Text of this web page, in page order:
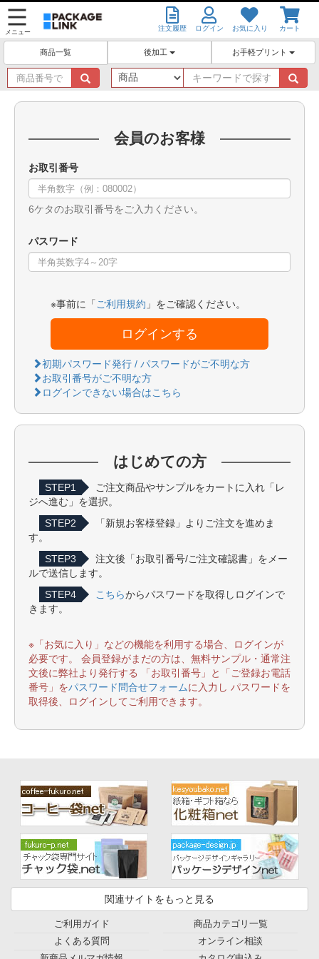
メニュー 注文履歴 ログイン お気に入り カート
商品一覧 後加工 お手軽プリント
商
品
番
キ
ー
ワ
会員のお客様
お取引番号
6ケタのお取引番号をご入力ください。
パスワード
※事前に「 ご利用規約 」をご確認ください。
ログインする
初期パスワード発行 / パスワードがご不明な方
お取引番号がご不明な方
ログインできない場合はこちら
はじめての方
STEP1
ご注文商品やサンプルをカートに入れ「レ
ジへ進む」を選択。
STEP2
「新規お客様登録」よりご注文を進めま
す。
STEP3
注文後「お取引番号/ご注文確認書」をメー
ルで送信します。
STEP4
こちらからパスワードを取得しログインで
きます。
※「お気に入り」などの機能を利用する場合、ログインが
必要です。 会員登録がまだの方は、無料サンプル・通常注
文後に弊社より発行する 「お取引番号」と「ご登録お電話
番号」をパスワード問合せフォームに入力し パスワードを
取得後、ログインしてご利用できます。
関連サイトをもっと見る
ご利用ガイド
よくある質問
商品カテゴリ一覧
オンライン相談